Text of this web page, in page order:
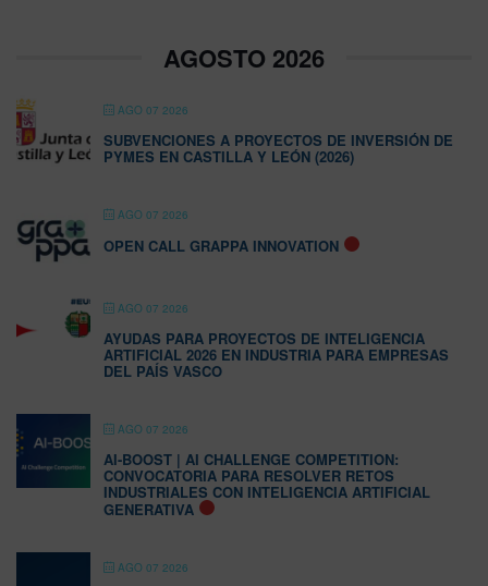
AGOSTO 2026
AGO 07 2026
SUBVENCIONES A PROYECTOS DE INVERSIÓN DE
PYMES EN CASTILLA Y LEÓN (2026)
AGO 07 2026
OPEN CALL GRAPPA INNOVATION
AGO 07 2026
AYUDAS PARA PROYECTOS DE INTELIGENCIA
ARTIFICIAL 2026 EN INDUSTRIA PARA EMPRESAS
DEL PAÍS VASCO
AGO 07 2026
AI-BOOST | AI CHALLENGE COMPETITION:
CONVOCATORIA PARA RESOLVER RETOS
INDUSTRIALES CON INTELIGENCIA ARTIFICIAL
GENERATIVA
AGO 07 2026